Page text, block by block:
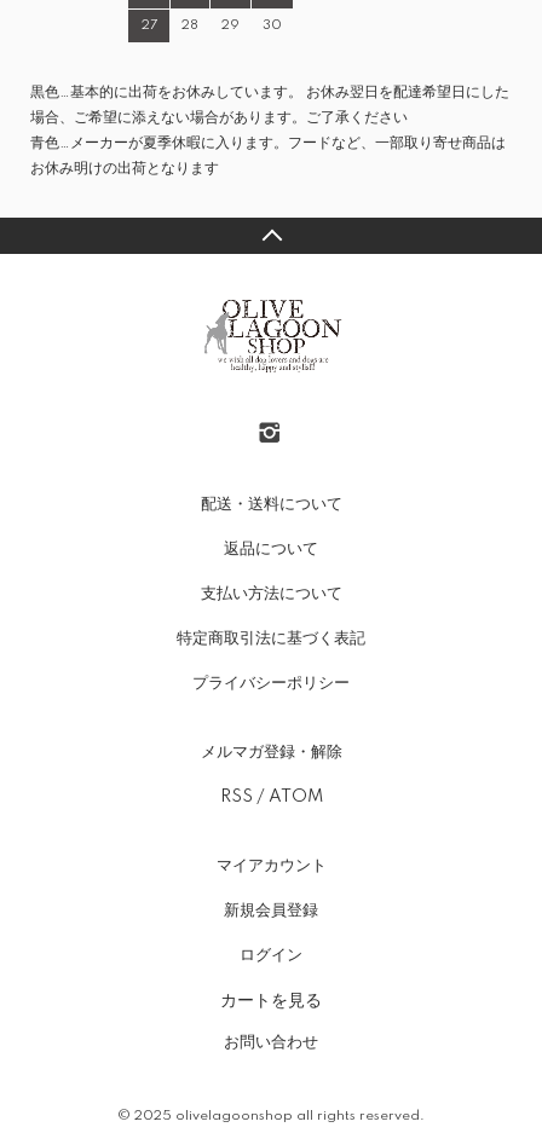
27 28 29 30
黒色…基本的に出荷をお休みしています。 お休み翌日を配達希望日にした
場合、ご希望に添えない場合があります。ご了承ください
青色…メーカーが夏季休暇に入ります。フードなど、一部取り寄せ商品は
お休み明けの出荷となります
配送・送料について
返品について
支払い方法について
特定商取引法に基づく表記
プライバシーポリシー
メルマガ登録・解除
RSS / ATOM
マイアカウント
新規会員登録
ログイン
カートを見る
お問い合わせ
© 2025 olivelagoonshop all rights reserved.